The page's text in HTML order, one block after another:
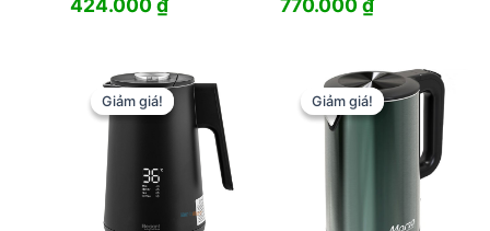
530.000 ₫.là:
424.000 ₫.
1.290.000 ₫.
là:
770.000 ₫.
Giảm giá!
Giảm giá! Giảm giá!
Giảm giá!